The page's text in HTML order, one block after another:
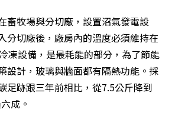
畜牧場與分切廠，設置沼氣發電設
分切廠後，廠房內的溫度必須維持在
凍設備，是最耗能的部分，為了節能
設計，玻璃與牆面都有隔熱功能。採
足跡跟三年前相比，從7.5公斤降到
成。